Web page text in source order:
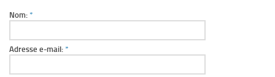
Nom: *
Adresse e-mail: *